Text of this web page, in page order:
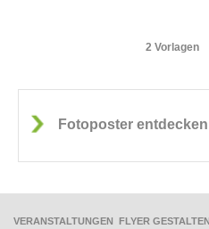
2 Vorlagen
Fotoposter entdecken
VERANSTALTUNGEN FLYER GESTALTEN